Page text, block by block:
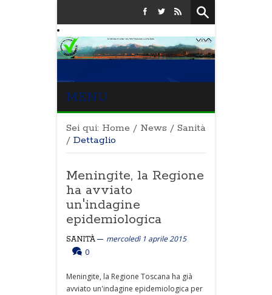
MENU
Sei qui: Home / News / Sanità
/ Dettaglio
Meningite, la Regione
ha avviato
un'indagine
epidemiologica
SANITÀ
mercoledì 1 aprile 2015
0
Meningite, la Regione Toscana ha già
avviato un'indagine epidemiologica per